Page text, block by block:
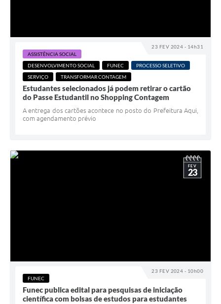
23 FEV 2024 - 14h31
ASSISTÊNCIA SOCIAL
DESENVOLVIMENTO SOCIAL
FUNEC
PROCESSO SELETIVO
SERVIÇO
TRANSFORMAR CONTAGEM
Estudantes selecionados já podem retirar o cartão
do Passe Estudantil no Shopping Contagem
A entrega dos cartões acontece no posto do Prefeitura Aqui,
com agendamento prévio
23 FEV 2024 - 10h00
FEV
23
FUNEC
Funec publica edital para pesquisas de iniciação
científica com bolsas de estudos para estudantes